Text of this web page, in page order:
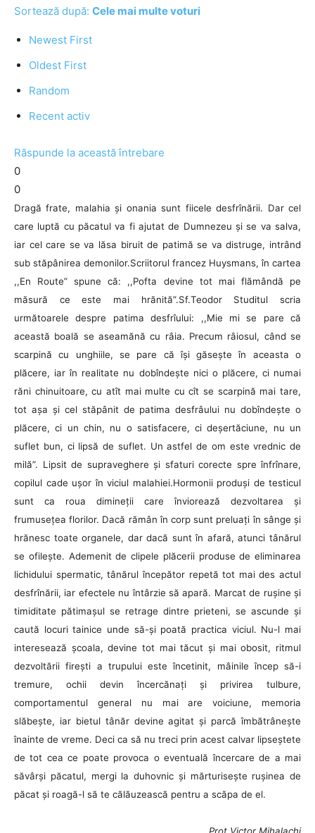
Sortează după: Cele mai multe voturi
Newest First
Oldest First
Random
Recent activ
Răspunde la această întrebare
0
0
Dragă frate, malahia şi onania sunt fiicele desfrînării. Dar cel
care luptă cu păcatul va fi ajutat de Dumnezeu şi se va salva,
iar cel care se va lăsa biruit de patimă se va distruge, intrând
sub stăpânirea demonilor.Scriitorul francez Huysmans, în cartea
,,En Route” spune că: ,,Pofta devine tot mai flămândă pe
măsură ce este mai hrănită”.Sf.Teodor Studitul scria
următoarele despre patima desfrîului: ,,Mie mi se pare că
această boală se aseamănă cu râia. Precum râiosul, când se
scarpină cu unghiile, se pare că îşi găseşte în aceasta o
plăcere, iar în realitate nu dobîndeşte nici o plăcere, ci numai
răni chinuitoare, cu atît mai multe cu cît se scarpină mai tare,
tot aşa şi cel stăpânit de patima desfrâului nu dobîndeşte o
plăcere, ci un chin, nu o satisfacere, ci deşertăciune, nu un
suflet bun, ci lipsă de suflet. Un astfel de om este vrednic de
milă”. Lipsit de supraveghere şi sfaturi corecte spre înfrînare,
copilul cade uşor în viciul malahiei.Hormonii produşi de testicul
sunt ca roua dimineţii care înviorează dezvoltarea şi
frumuseţea florilor. Dacă rămân în corp sunt preluaţi în sânge şi
hrănesc toate organele, dar dacă sunt în afară, atunci tânărul
se ofileşte. Ademenit de clipele plăcerii produse de eliminarea
lichidului spermatic, tânărul începător repetă tot mai des actul
desfrînării, iar efectele nu întârzie să apară. Marcat de ruşine şi
timiditate pătimaşul se retrage dintre prieteni, se ascunde şi
caută locuri tainice unde să-şi poată practica viciul. Nu-l mai
interesează şcoala, devine tot mai tăcut şi mai obosit, ritmul
dezvoltării fireşti a trupului este încetinit, mâinile încep să-i
tremure, ochii devin încercănaţi şi privirea tulbure,
comportamentul general nu mai are voiciune, memoria
slăbeşte, iar bietul tânăr devine agitat şi parcă îmbătrâneşte
înainte de vreme. Deci ca să nu treci prin acest calvar lipseștete
de tot cea ce poate provoca o eventuală încercare de a mai
săvârși păcatul, mergi la duhovnic și mărturisește rușinea de
păcat și roagă-l să te călăuzească pentru a scăpa de el.